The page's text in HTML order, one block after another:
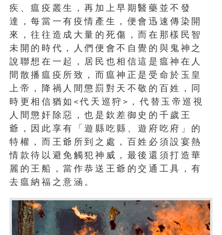
疾、瘟疫叢生，再加上早期醫藥並不發
達，每當一有疫情產生，便會迅速傳染開
來，往往造成大量的死傷，而在那樣民智
未開的時代，人們便會不自覺的與鬼神之
說聯想在一起，居民也相信這是瘟神在人
間散播瘟疫所致，而瘟神正是受命於玉皇
上帝，降禍人間懲罰對天不敬的百姓，同
時更相信猶如 <代天巡狩 >
，代替玉帝巡視
人間懲奸除惡，也是欽差御史的千歲王
爺，因此享有「遊縣吃縣、遊府吃府」的
特權，而王爺所到之處，百姓必須設宴熱
情款待以避免觸犯神威，最後還須打造華
麗的王船，當作恭送王爺的交通工具，有
去瘟納福之意涵。